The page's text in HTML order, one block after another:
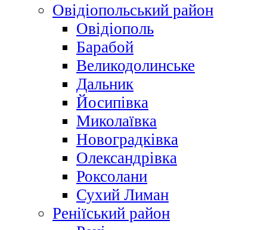
Овідіопольський район
Овідіополь
Барабой
Великодолинське
Дальник
Йосипівка
Миколаївка
Новоградківка
Олександрівка
Роксолани
Сухий Лиман
Реніїський район